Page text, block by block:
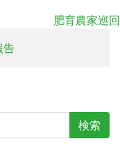
肥育農家巡回
告